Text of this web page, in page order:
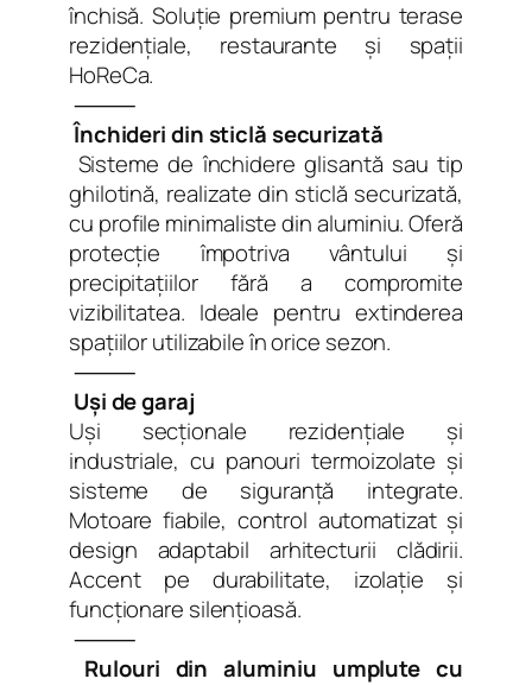
închisă. Soluție premium pentru terase
rezidențiale, restaurante și spații
HoReCa.
⸻
Închideri din sticlă securizată
Sisteme de închidere glisantă sau tip
ghilotină, realizate din sticlă securizată,
cu profile minimaliste din aluminiu. Oferă
protecție împotriva vântului și
precipitațiilor fără a compromite
vizibilitatea. Ideale pentru extinderea
spațiilor utilizabile în orice sezon.
⸻
Uși de garaj
Uși secționale rezidențiale și
industriale, cu panouri termoizolate și
sisteme de siguranță integrate.
Motoare fiabile, control automatizat și
design adaptabil arhitecturii clădirii.
Accent pe durabilitate, izolație și
funcționare silențioasă.
⸻
Rulouri din aluminiu umplute cu